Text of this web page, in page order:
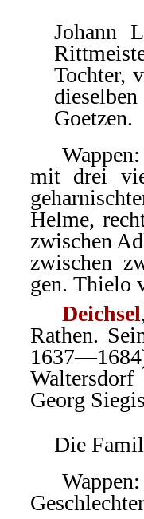
Johann
Tochter,
Goetzen.
mit drei
Helme,
zwischen
zwischen
gen. Thielo
Deichsel
Rathen.
Georg
Die